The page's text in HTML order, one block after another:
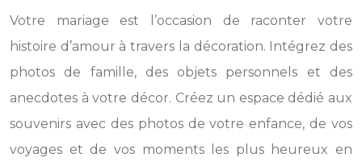
Votre mariage est l’occasion de raconter votre
histoire d’amour à travers la décoration. Intégrez des
photos de famille, des objets personnels et des
anecdotes à votre décor. Créez un espace dédié aux
souvenirs avec des photos de votre enfance, de vos
voyages et de vos moments les plus heureux en